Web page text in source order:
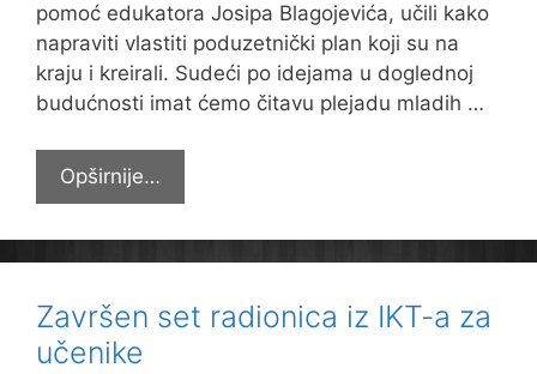
pomoć edukatora Josipa Blagojevića, učili kako
napraviti vlastiti poduzetnički plan koji su na
kraju i kreirali. Sudeći po idejama u doglednoj
budućnosti imat ćemo čitavu plejadu mladih …
Opširnije…
napraviti
poduzetnički
plan
biti
Završen set radionica iz IKT-a za
učenike